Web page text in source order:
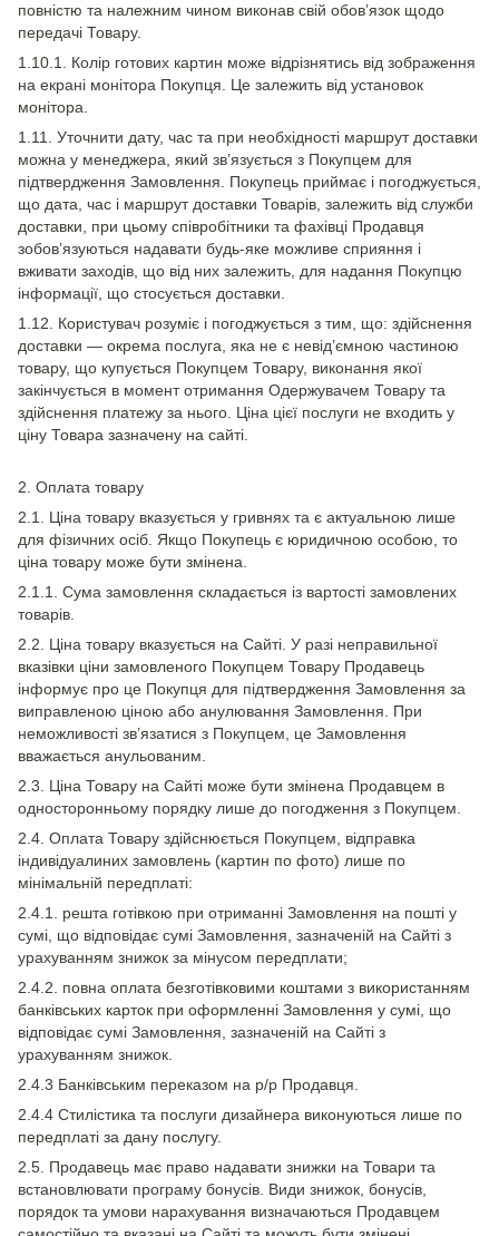
повністю та належним чином виконав свій обов’язок щодо
передачі Товару.
1.10.1. Колір готових картин може відрізнятись від зображення
на екрані монітора Покупця. Це залежить від установок
монітора.
1.11. Уточнити дату, час та при необхідності маршрут доставки
можна у менеджера, який зв’язується з Покупцем для
підтвердження Замовлення. Покупець приймає і погоджується,
що дата, час і маршрут доставки Товарів, залежить від служби
доставки, при цьому співробітники та фахівці Продавця
зобов’язуються надавати будь-яке можливе сприяння і
вживати заходів, що від них залежить, для надання Покупцю
інформації, що стосується доставки.
1.12. Користувач розуміє і погоджується з тим, що: здійснення
доставки — окрема послуга, яка не є невід’ємною частиною
товару, що купується Покупцем Товару, виконання якої
закінчується в момент отримання Одержувачем Товару та
здійснення платежу за нього. Ціна цієї послуги не входить у
ціну Товара зазначену на сайті.
2. Оплата товару
2.1. Ціна товару вказується у гривнях та є актуальною лише
для фізичних осіб. Якщо Покупець є юридичною особою, то
ціна товару може бути змінена.
2.1.1. Сума замовлення складається із вартості замовлених
товарів.
2.2. Ціна товару вказується на Сайті. У разі неправильної
вказівки ціни замовленого Покупцем Товару Продавець
інформує про це Покупця для підтвердження Замовлення за
виправленою ціною або анулювання Замовлення. При
неможливості зв’язатися з Покупцем, це Замовлення
вважається анульованим.
2.3. Ціна Товару на Сайті може бути змінена Продавцем в
односторонньому порядку лише до погодження з Покупцем.
2.4. Оплата Товару здійснюється Покупцем, відправка
індивідуалиних замовлень (картин по фото) лише по
мінімальній передплаті:
2.4.1. решта готівкою при отриманні Замовлення на пошті у
сумі, що відповідає сумі Замовлення, зазначеній на Сайті з
урахуванням знижок за мінусом передплати;
2.4.2. повна оплата безготівковими коштами з використанням
банківських карток при оформленні Замовлення у сумі, що
відповідає сумі Замовлення, зазначеній на Сайті з
урахуванням знижок.
2.4.3 Банківським переказом на р/р Продавця.
2.4.4 Стилістика та послуги дизайнера виконуються лише по
передплаті за дану послугу.
2.5. Продавець має право надавати знижки на Товари та
встановлювати програму бонусів. Види знижок, бонусів,
порядок та умови нарахування визначаються Продавцем